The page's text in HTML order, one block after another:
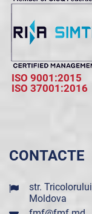
ISO 9001:2015
ISO 37001:2016
CONTACTE
str.
Moldova